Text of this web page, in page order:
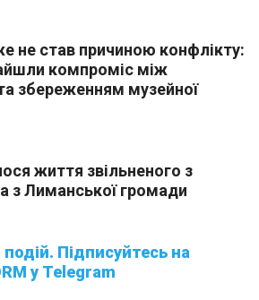
у Telegram
не став причиною конфлікту:
компроміс між
збереженням музейної
життя звільненого з
з Лиманської громади